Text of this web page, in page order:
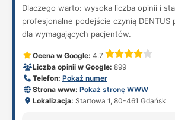
Dlaczego warto: wysoka liczba opinii i
profesjonalne podejście czynią DENTUS
dla wymagających pacjentów.
Ocena w Google: 4.7
Liczba opinii w Google: 899
Telefon: Pokaż numer
Strona www: Pokaż stronę WWW
Lokalizacja: Startowa 1, 80-461 Gdańsk